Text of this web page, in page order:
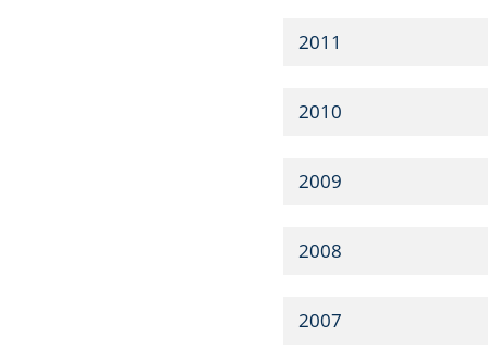
2011
2010
2009
2008
2007